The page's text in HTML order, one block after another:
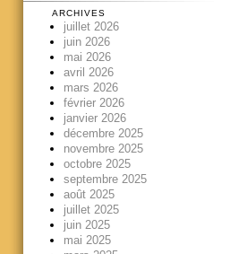
ARCHIVES
juillet 2026
juin 2026
mai 2026
avril 2026
mars 2026
février 2026
janvier 2026
décembre 2025
novembre 2025
octobre 2025
septembre 2025
août 2025
juillet 2025
juin 2025
mai 2025